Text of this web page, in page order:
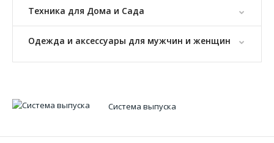
Техника для Дома и Сада
Одежда и аксессуары для мужчин и женщин
Система выпуска